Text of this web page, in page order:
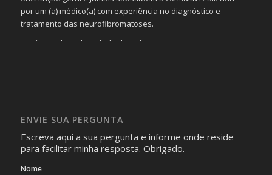
por um (a) médico(a) com experiência no diagnóstico e
tratamento das neurofibromatoses.
Será omitida a identidade de todas as pessoas que
identificação da pessoa fotografada.
ENVIE SUA PERGUNTA
Escreva aqui a sua pergunta e informe onde reside
para facilitar minha resposta. Obrigado.
Nome